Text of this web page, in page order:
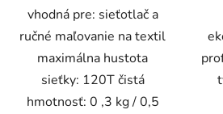
vhodná pre: sieťotlač a
ručné maľovanie na textil
maximálna hustota
sieťky: 120T čistá
hmotnosť: 0 ,3 kg / 0,5